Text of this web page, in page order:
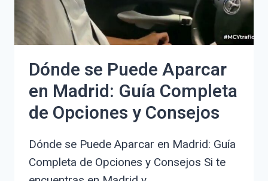
Dónde se Puede Aparcar
en Madrid: Guía Completa
de Opciones y Consejos
Dónde se Puede Aparcar en Madrid: Guía
Completa de Opciones y Consejos Si te